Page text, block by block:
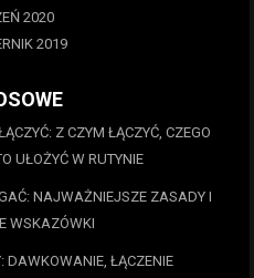
2020
2019
Z CZYM ŁĄCZYĆ, CZEGO
UŁOŻYĆ W RUTYNIE
NAJWAŻNIEJSZE ZASADY I
WSKAZÓWKI
DAWKOWANIE, ŁĄCZENIE